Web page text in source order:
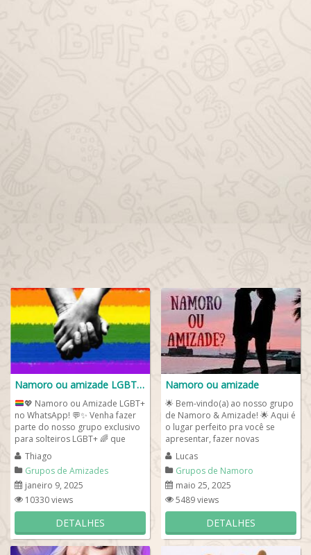
Namoro ou amizade LGBT 🌈🏳️‍⚧️
💖 Namoro ou Amizade LGBT+
no WhatsApp! 💬✨ Venha fazer
parte do nosso grupo exclusivo
para solteiros LGBT+🌈 que
estão em busca de...
Thiago
Grupos de Amizades
janeiro 9, 2025
10330 views
DETALHES
Namoro ou amizade
🌟 Bem-vindo(a) ao nosso grupo
de Namoro & Amizade! 🌟 Aqui é
o lugar perfeito pra você se
apresentar, fazer novas
amizades, trocar ideias, dar
boas...
Lucas
Grupos de Namoro
maio 25, 2025
5489 views
DETALHES